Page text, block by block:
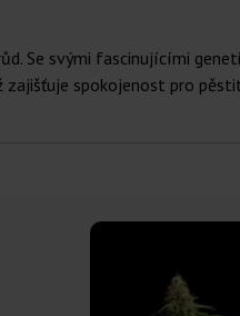
Se svými fascinujícími
zajišťuje spokojenost pro